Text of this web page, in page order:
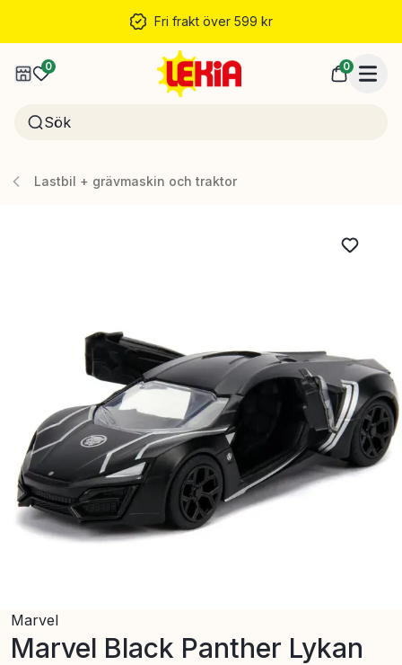
Fri frakt över 599 kr
0 0
Lastbil + grävmaskin och traktor
Marvel
Marvel Black Panther Lykan